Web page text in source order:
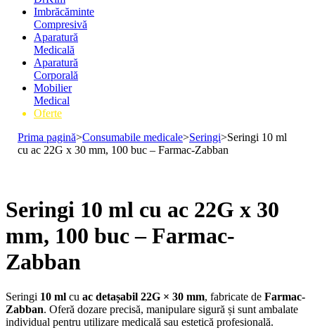
Imbrăcăminte
Compresivă
Aparatură
Medicală
Aparatură
Corporală
Mobilier
Medical
Oferte
Prima pagină>Consumabile medicale>Seringi>Seringi 10 ml
cu ac 22G x 30 mm, 100 buc – Farmac-Zabban
Seringi 10 ml cu ac 22G x 30
mm, 100 buc – Farmac-
Zabban
Seringi 10 ml cu ac detașabil 22G × 30 mm, fabricate de Farmac-
Zabban. Oferă dozare precisă, manipulare sigură și sunt ambalate
individual pentru utilizare medicală sau estetică profesională.